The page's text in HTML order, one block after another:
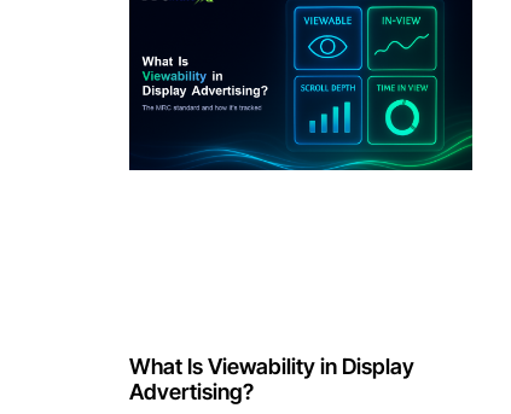
What Is Viewability in Display
Advertising?